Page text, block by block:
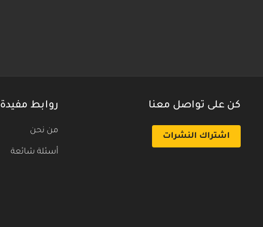
كن على تواصل معنا
اشتراك النشرات
روابط مفيدة
من نحن
أسئلة شائعة